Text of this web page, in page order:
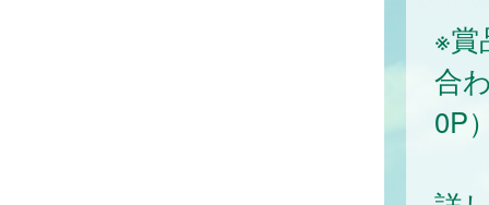
※賞
合
0P